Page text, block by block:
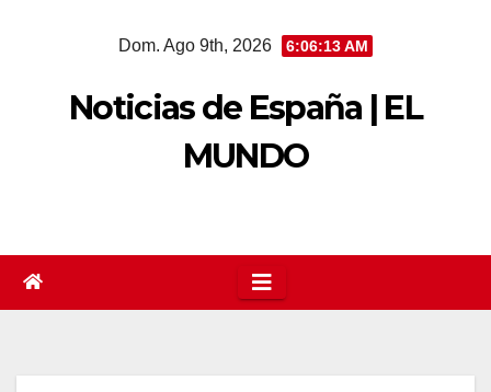
Dom. Ago 9th, 2026 6:06:14 AM
Noticias de España | EL
MUNDO